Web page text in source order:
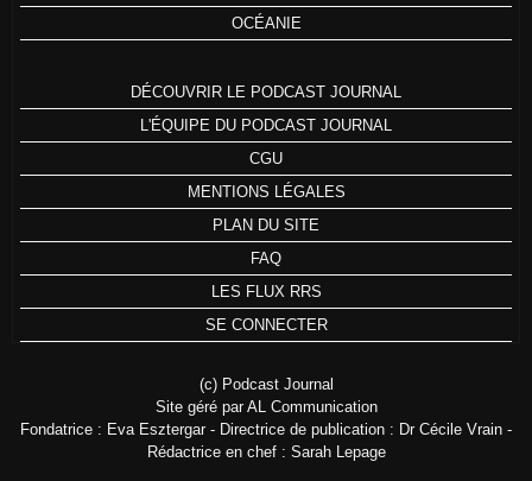
OCÉANIE
DÉCOUVRIR LE PODCAST JOURNAL
L'ÉQUIPE DU PODCAST JOURNAL
CGU
MENTIONS LÉGALES
PLAN DU SITE
FAQ
LES FLUX RRS
SE CONNECTER
(c) Podcast Journal
Site géré par AL Communication
Fondatrice : Eva Esztergar - Directrice de publication : Dr Cécile Vrain -
Rédactrice en chef : Sarah Lepage